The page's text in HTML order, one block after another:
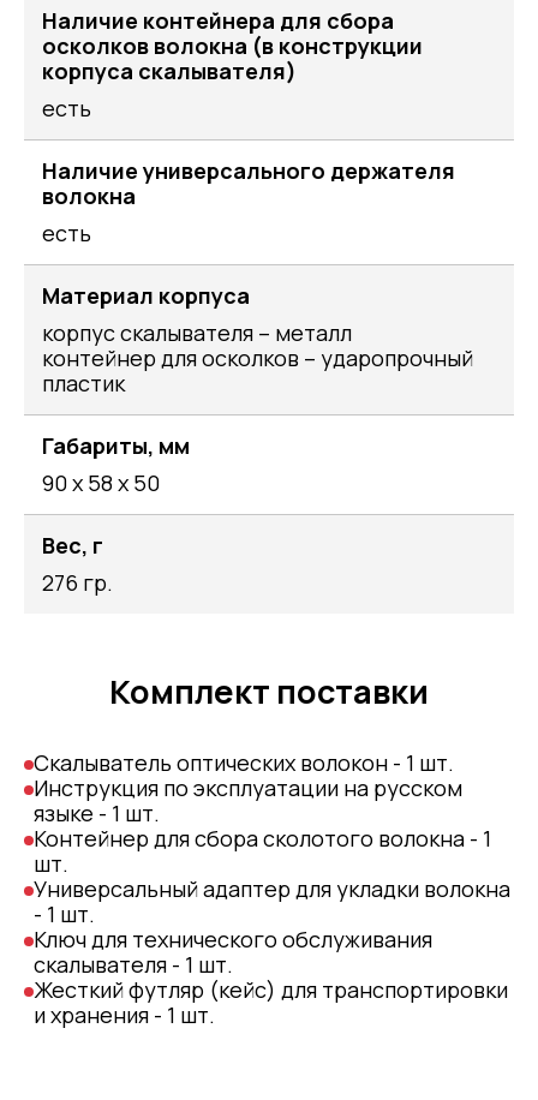
Наличие контейнера для сбора
осколков волокна (в конструкции
корпуса скалывателя)
есть
Наличие универсального держателя
волокна
есть
Материал корпуса
корпус скалывателя – металл
контейнер для осколков – ударопрочный
пластик
Габариты, мм
90 х 58 х 50
Вес, г
276 гр.
Комплект поставки
Скалыватель оптических волокон - 1 шт.
Инструкция по эксплуатации на русском
языке - 1 шт.
Контейнер для сбора сколотого волокна - 1
шт.
Универсальный адаптер для укладки волокна
- 1 шт.
Ключ для технического обслуживания
скалывателя - 1 шт.
Жесткий футляр (кейс) для транспортировки
и хранения - 1 шт.